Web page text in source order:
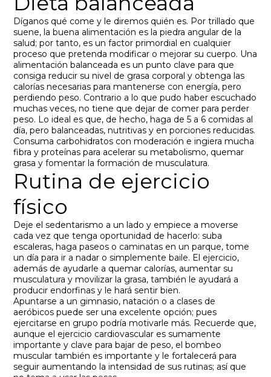
Díganos qué come y le diremos quién es. Por trillado que
suene, la buena alimentación es la piedra angular de la
salud; por tanto, es un factor primordial en cualquier
proceso que pretenda modificar o mejorar su cuerpo. Una
alimentación balanceada es un punto clave para que
consiga reducir su nivel de grasa corporal y obtenga las
calorías necesarias para mantenerse con energía, pero
perdiendo peso. Contrario a lo que pudo haber escuchado
muchas veces, no tiene que dejar de comer para perder
peso. Lo ideal es que, de hecho, haga de 5 a 6 comidas al
día, pero balanceadas, nutritivas y en porciones reducidas.
Consuma carbohidratos con moderación e ingiera mucha
fibra y proteínas para acelerar su metabolismo, quemar
grasa y fomentar la formación de musculatura.
Rutina de ejercicio
físico
Deje el sedentarismo a un lado y empiece a moverse
cada vez que tenga oportunidad de hacerlo: suba
escaleras, haga paseos o caminatas en un parque, tome
un día para ir a nadar o simplemente baile. El ejercicio,
además de ayudarle a quemar calorías, aumentar su
musculatura y movilizar la grasa, también le ayudará a
producir endorfinas y le hará sentir bien.
Apuntarse a un gimnasio, natación o a clases de
aeróbicos puede ser una excelente opción; pues
ejercitarse en grupo podría motivarle más. Recuerde que,
aunque el ejercicio cardiovascular es sumamente
importante y clave para bajar de peso, el bombeo
muscular también es importante y le fortalecerá para
seguir aumentando la intensidad de sus rutinas; así que